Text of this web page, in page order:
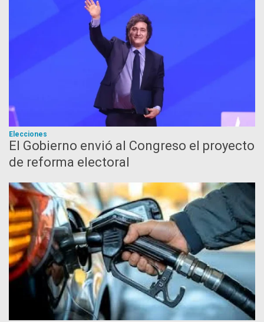
Elecciones
El Gobierno envió al Congreso el proyecto
de reforma electoral